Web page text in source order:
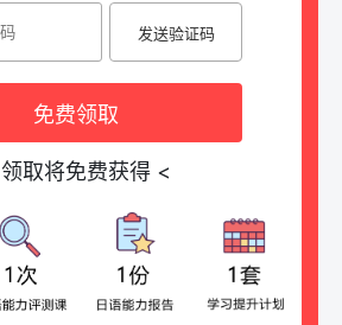
发送验证码
免费领取
领取将免费获得 <